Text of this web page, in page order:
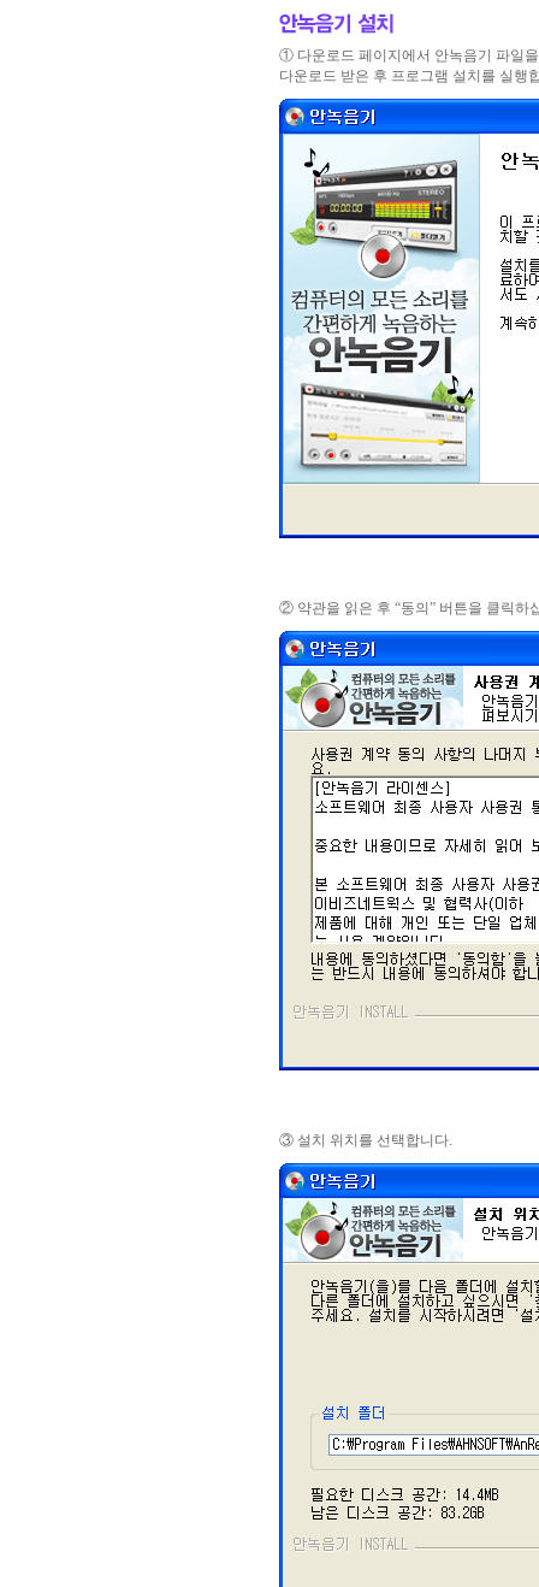
① 다운로드 페이지에서 안녹음기 파일을
다운로드 받은 후 프로그램 설치를 실행
② 약관을 읽은 후 “동의” 버튼을 클릭하
③ 설치 위치를 선택합니다.